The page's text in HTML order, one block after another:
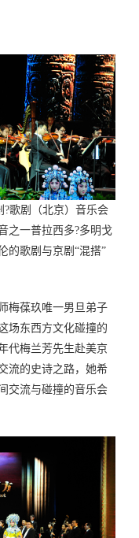
?歌剧（北京）音乐会
之一普拉西多?多明戈
的歌剧与京剧“混搭”
梅葆玖唯一男旦弟子
场东西方文化碰撞的
代梅兰芳先生赴美京
流的史诗之路，她希
交流与碰撞的音乐会